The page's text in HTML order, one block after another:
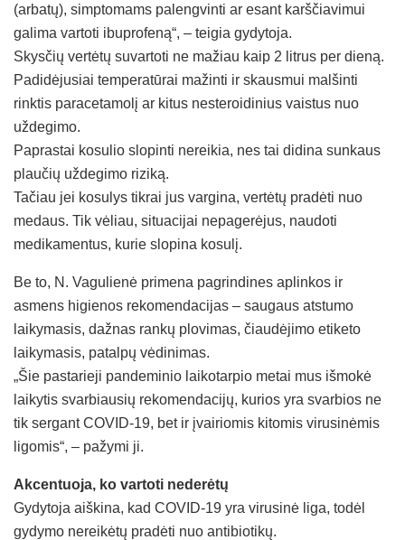
(arbatų), simptomams palengvinti ar esant karščiavimui
galima vartoti ibuprofeną“, – teigia gydytoja.
Skysčių vertėtų suvartoti ne mažiau kaip 2 litrus per dieną.
Padidėjusiai temperatūrai mažinti ir skausmui malšinti
rinktis paracetamolį ar kitus nesteroidinius vaistus nuo
uždegimo.
Paprastai kosulio slopinti nereikia, nes tai didina sunkaus
plaučių uždegimo riziką.
Tačiau jei kosulys tikrai jus vargina, vertėtų pradėti nuo
medaus. Tik vėliau, situacijai nepagerėjus, naudoti
medikamentus, kurie slopina kosulį.
Be to, N. Vagulienė primena pagrindines aplinkos ir
asmens higienos rekomendacijas – saugaus atstumo
laikymasis, dažnas rankų plovimas, čiaudėjimo etiketo
laikymasis, patalpų vėdinimas.
„Šie pastarieji pandeminio laikotarpio metai mus išmokė
laikytis svarbiausių rekomendacijų, kurios yra svarbios ne
tik sergant COVID-19, bet ir įvairiomis kitomis virusinėmis
ligomis“, – pažymi ji.
Akcentuoja, ko vartoti nederėtų
Gydytoja aiškina, kad COVID-19 yra virusinė liga, todėl
gydymo nereikėtų pradėti nuo antibiotikų.